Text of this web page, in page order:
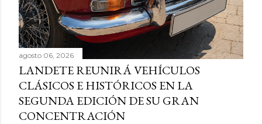
agosto 06, 2026
LANDETE REUNIRÁ VEHÍCULOS
CLÁSICOS E HISTÓRICOS EN LA
SEGUNDA EDICIÓN DE SU GRAN
CONCENTRACIÓN